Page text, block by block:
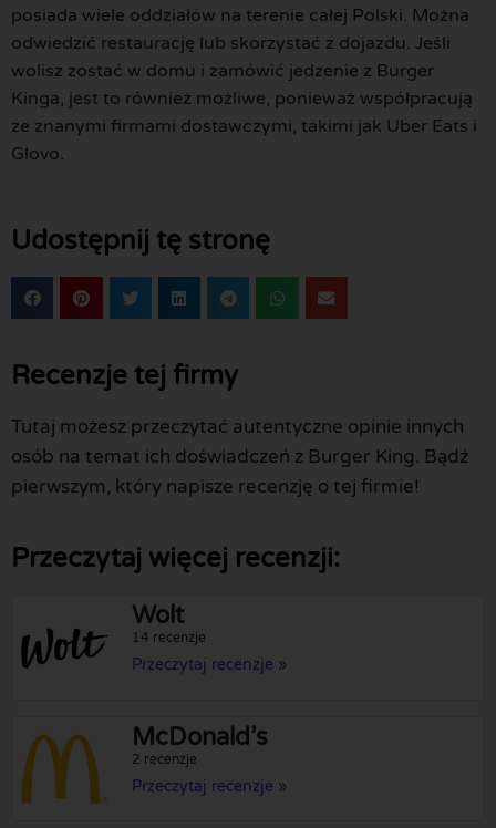
posiada wiele oddziałów na terenie całej Polski. Można
odwiedzić restaurację lub skorzystać z dojazdu. Jeśli
wolisz zostać w domu i zamówić jedzenie z Burger
Kinga, jest to również możliwe, ponieważ współpracują
ze znanymi firmami dostawczymi, takimi jak Uber Eats i
Glovo.
Udostępnij tę stronę
Recenzje tej firmy
Tutaj możesz przeczytać autentyczne opinie innych
osób na temat ich doświadczeń z Burger King. Bądź
pierwszym, który napisze recenzję o tej firmie!
Przeczytaj więcej recenzji:
Wolt
14 recenzje
Przeczytaj recenzje »
McDonald’s
2 recenzje
Przeczytaj recenzje »